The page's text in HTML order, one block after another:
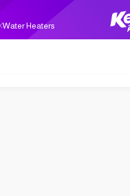
Water Heaters